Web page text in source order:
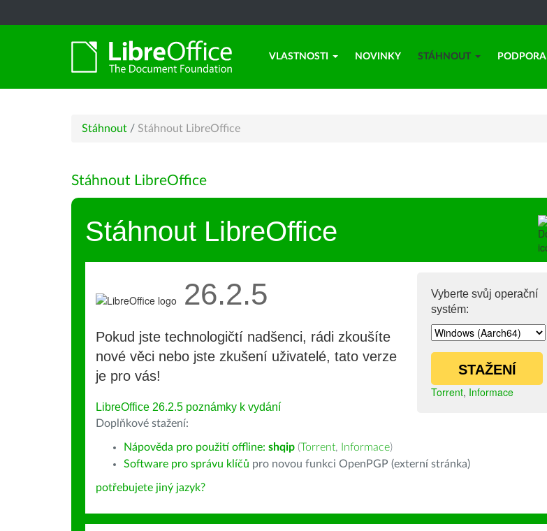
VLASTNOSTI NOVINKY STÁHNOUT PODPORA
Stáhnout / Stáhnout LibreOffice
Stáhnout LibreOffice
Stáhnout LibreOffice
Vyberte svůj operační
systém:
STAŽENÍ
Torrent, Informace
26.2.5
Pokud jste technologičtí nadšenci, rádi zkoušíte
nové věci nebo jste zkušení uživatelé, tato verze
je pro vás!
LibreOffice 26.2.5 poznámky k vydání
Doplňkové stažení:
Nápověda pro použití offline: shqip (Torrent, Informace)
Software pro správu klíčů pro novou funkci OpenPGP (externí stránka)
potřebujete jiný jazyk?